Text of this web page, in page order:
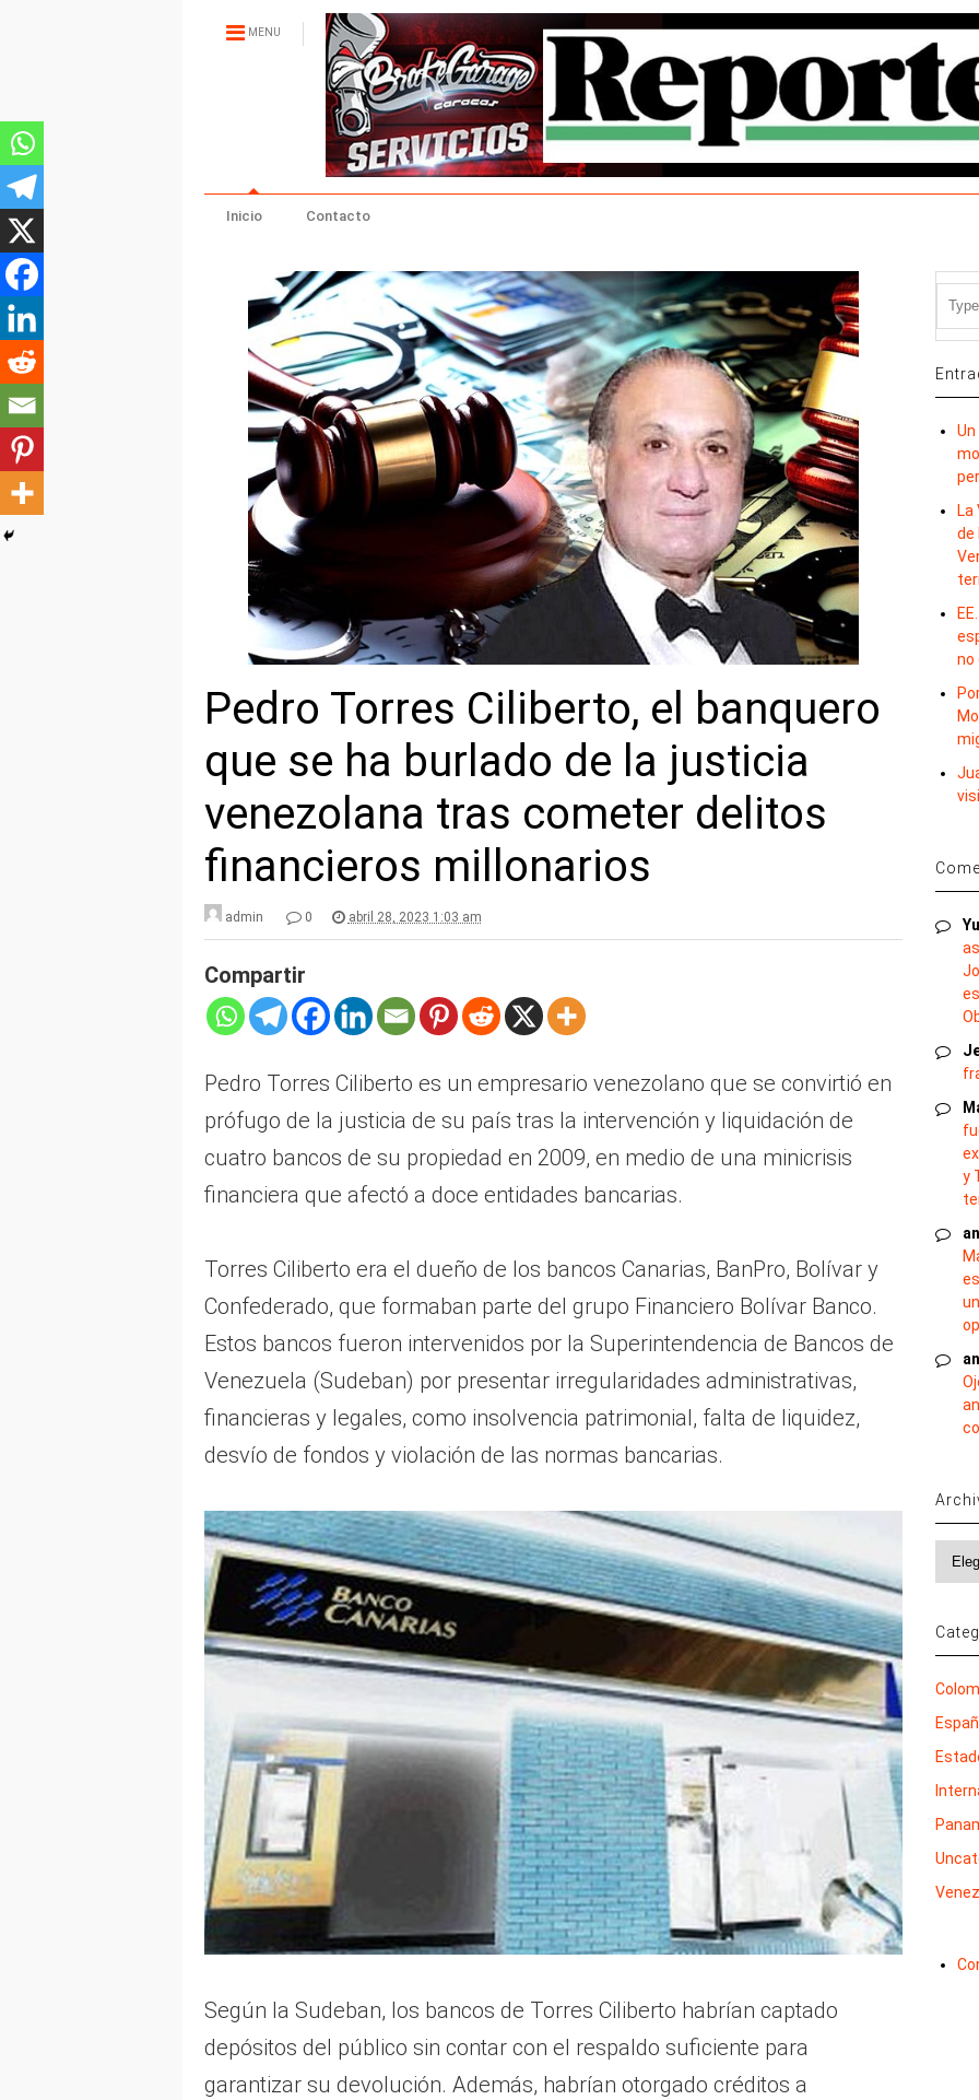
MENU
Inicio Contacto
Pedro Torres Ciliberto, el banquero
que se ha burlado de la justicia
venezolana tras cometer delitos
financieros millonarios
admin 0 abril 28, 2023 1:03 am
Compartir
Pedro Torres Ciliberto es un empresario venezolano que se convirtió en
prófugo de la justicia de su país tras la intervención y liquidación de
cuatro bancos de su propiedad en 2009, en medio de una minicrisis
financiera que afectó a doce entidades bancarias.
Torres Ciliberto era el dueño de los bancos Canarias, BanPro, Bolívar y
Confederado, que formaban parte del grupo Financiero Bolívar Banco.
Estos bancos fueron intervenidos por la Superintendencia de Bancos de
Venezuela (Sudeban) por presentar irregularidades administrativas,
financieras y legales, como insolvencia patrimonial, falta de liquidez,
desvío de fondos y violación de las normas bancarias.
Según la Sudeban, los bancos de Torres Ciliberto habrían captado
depósitos del público sin contar con el respaldo suficiente para
garantizar su devolución. Además, habrían otorgado créditos a
La
de
no
y